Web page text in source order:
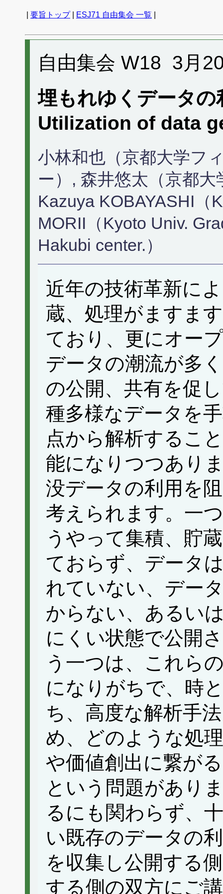
要旨トップ| ESJ71 自由集会 一覧
自由集会 W18 3月
埋もれゆくデータの
Utilization of data
小林和也（京都大学フ
ー）, 森井悠太（京都
Kazuya KOBAYASHI（
MORII（Kyoto Univ.
Hakubi center.）
近年の技術革新に
蔵、処理がますま
ており、更にオー
データの潮流が多
の公開、共有を促
種多様なデータを
点から解析するこ
能になりつつあり
没データの利用を
考えられます。一
うやって集積、貯
ておらず、データ
れていない、デー
からない、あるい
にくい状態で公開
う一つは、これら
になりがちで、時
ち、高度な解析手
め、どのような処
や価値創出に繋が
という問題があり
るにも関わらず、
い既存のデータの
を収集し公開する
する側の双方にご